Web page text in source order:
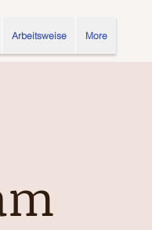
Arbeitsweise More